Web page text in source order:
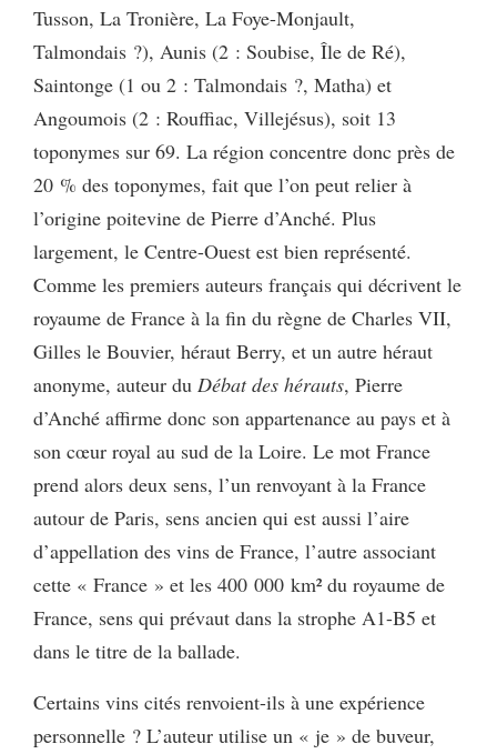
Tusson, La Tronière, La Foye-Monjault,
Talmondais ?), Aunis (2 : Soubise, Île de Ré),
Saintonge (1 ou 2 : Talmondais ?, Matha) et
Angoumois (2 : Rouffiac, Villejésus), soit 13
toponymes sur 69. La région concentre donc près de
20 % des toponymes, fait que l’on peut relier à
l’origine poitevine de Pierre d’Anché. Plus
largement, le Centre-Ouest est bien représenté.
Comme les premiers auteurs français qui décrivent le
royaume de France à la fin du règne de Charles VII,
Gilles le Bouvier, héraut Berry, et un autre héraut
anonyme, auteur du Débat des hérauts, Pierre
d’Anché affirme donc son appartenance au pays et à
son cœur royal au sud de la Loire. Le mot France
prend alors deux sens, l’un renvoyant à la France
autour de Paris, sens ancien qui est aussi l’aire
d’appellation des vins de France, l’autre associant
cette « France » et les 400 000 km² du royaume de
France, sens qui prévaut dans la strophe A1-B5 et
dans le titre de la ballade.
Certains vins cités renvoient-ils à une expérience
personnelle ? L’auteur utilise un « je » de buveur,